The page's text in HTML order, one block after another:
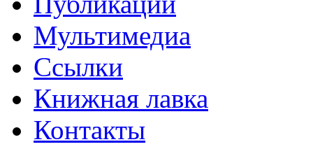
Мультимедиа
Ссылки
Книжная лавка
Контакты